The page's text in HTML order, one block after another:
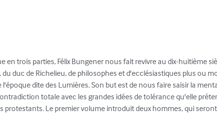
en trois parties, Félix Bungener nous fait revivre au dix-huitième
du duc de Richelieu, de philosophes et d'ecclésiastiques plus ou
dite des Lumières. Son but est de nous faire saisir la
totale avec les grandes idées de tolérance qu'elle
protestants. Le premier volume introduit deux hommes, qui